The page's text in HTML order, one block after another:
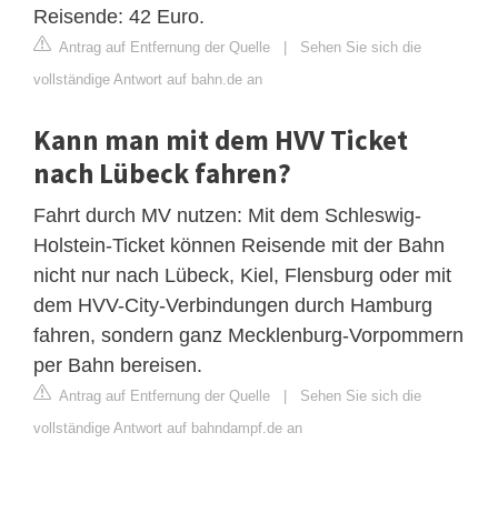
Reisende: 42 Euro.
Antrag auf Entfernung der Quelle | Sehen Sie sich die
vollständige Antwort auf bahn.de an
Kann man mit dem HVV Ticket
nach Lübeck fahren?
Fahrt durch MV nutzen: Mit dem Schleswig-
Holstein-Ticket können Reisende mit der Bahn
nicht nur nach Lübeck, Kiel, Flensburg oder mit
dem HVV-City-Verbindungen durch Hamburg
fahren, sondern ganz Mecklenburg-Vorpommern
per Bahn bereisen.
Antrag auf Entfernung der Quelle | Sehen Sie sich die
vollständige Antwort auf bahndampf.de an